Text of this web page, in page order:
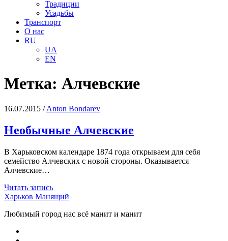
Традиции
Усадьбы
Транспорт
О нас
RU
UA
EN
Метка: Алчевские
16.07.2015 /Anton Bondarev
Необычные Алчевские
В Харьковском календаре 1874 года открываем для себя
семейство Алчевских с новой стороны. Оказывается
Алчевские…
Читать записьНеобычные
Алчевские
Харьков Манящий
Любимый город нас всё манит и манит